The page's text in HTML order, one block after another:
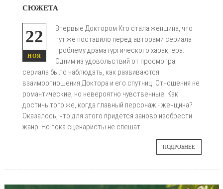
СЮЖЕТА
22
НОЯ
Впервые Доктором Кто стала женщина, что
тут же поставило перед авторами сериала
проблему драматургического характера.
Одним из удовольствий от просмотра
сериала было наблюдать, как развиваются
взаимоотношения Доктора и его спутниц. Отношения не
романтические, но невероятно чувственные. Как
достичь того же, когда главный персонаж - женщина?
Оказалось, что для этого придется заново изобрести
жанр. Но пока сценаристы не спешат.
ПОДРОБНЕЕ